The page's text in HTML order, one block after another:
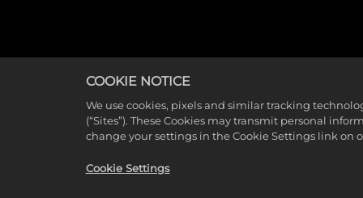
COOKIE NOTICE
We use cookies, pixels and similar tracking
(“Sites”). These Cookies may transmit personal
change your settings in the Cookie Settings link on
Cookie Settings